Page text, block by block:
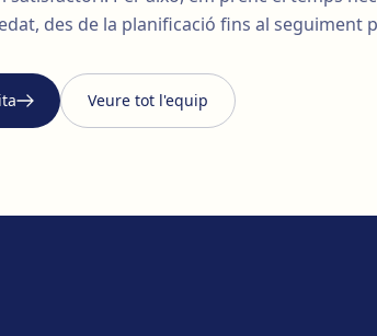
des de la planificació fins al seguiment
Veure tot l'equip